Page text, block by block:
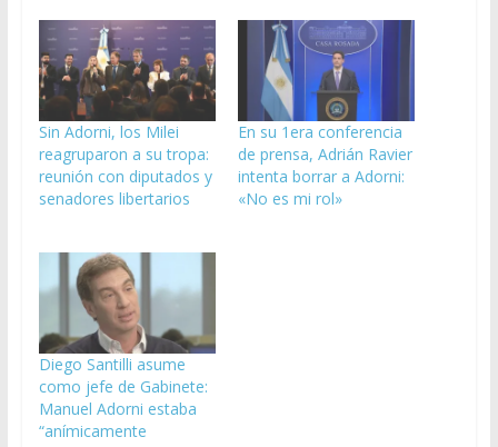
Sin Adorni, los Milei
reagruparon a su tropa:
reunión con diputados y
senadores libertarios
En su 1era conferencia
de prensa, Adrián Ravier
intenta borrar a Adorni:
«No es mi rol»
Diego Santilli asume
como jefe de Gabinete:
Manuel Adorni estaba
“anímicamente